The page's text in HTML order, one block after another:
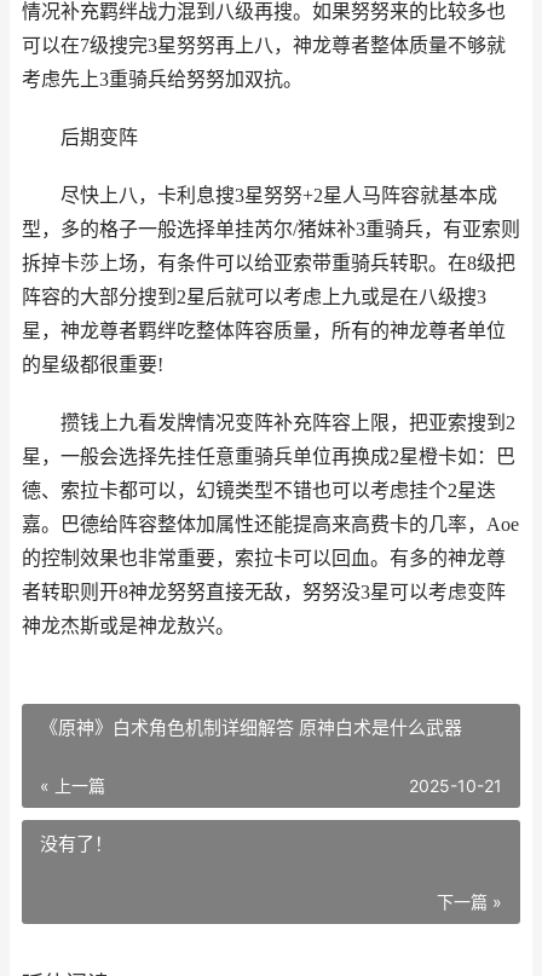
情况补充羁绊战力混到八级再搜。如果努努来的比较多也
可以在7级搜完3星努努再上八，神龙尊者整体质量不够就
考虑先上3重骑兵给努努加双抗。
后期变阵
尽快上八，卡利息搜3星努努+2星人马阵容就基本成
型，多的格子一般选择单挂芮尔/猪妹补3重骑兵，有亚索则
拆掉卡莎上场，有条件可以给亚索带重骑兵转职。在8级把
阵容的大部分搜到2星后就可以考虑上九或是在八级搜3
星，神龙尊者羁绊吃整体阵容质量，所有的神龙尊者单位
的星级都很重要!
攒钱上九看发牌情况变阵补充阵容上限，把亚索搜到2
星，一般会选择先挂任意重骑兵单位再换成2星橙卡如：巴
德、索拉卡都可以，幻镜类型不错也可以考虑挂个2星迭
嘉。巴德给阵容整体加属性还能提高来高费卡的几率，Aoe
的控制效果也非常重要，索拉卡可以回血。有多的神龙尊
者转职则开8神龙努努直接无敌，努努没3星可以考虑变阵
神龙杰斯或是神龙敖兴。
《原神》白术角色机制详细解答 原神白术是什么武器
« 上一篇 2025-10-21
没有了！
下一篇 »